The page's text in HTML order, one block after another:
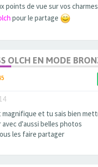
points de vue sur vos charmes
pour le partage
OLCH EN MODE
magnifique et tu sais bien
d'aussi belles photos
les faire partager